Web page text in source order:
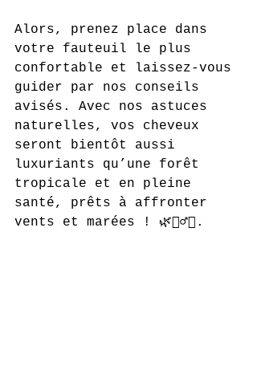
Alors, prenez place dans
votre fauteuil le plus
confortable et laissez-vous
guider par nos conseils
avisés. Avec nos astuces
naturelles, vos cheveux
seront bientôt aussi
luxuriants qu’une forêt
tropicale et en pleine
santé, prêts à affronter
vents et marées ! 🌿💇‍♂️✨.